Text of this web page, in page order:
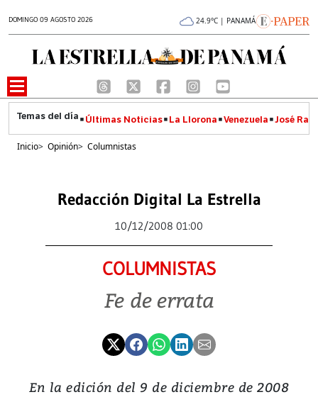
DOMINGO 09 AGOSTO 2026 24.9°C | PANAMÁ
Últimas Noticias La Llorona Venezuela José
Inicio> Opinión> Columnistas
Redacción Digital La Estrella
10/12/2008 01:00
COLUMNISTAS
Fe de errata
En la edición del 9 de diciembre de 2008